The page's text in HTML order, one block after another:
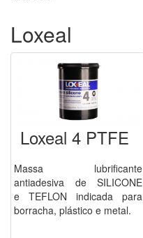
Loxeal
Loxeal 4 PTFE
Massa lubrificante
antiadesiva de SILICONE
e TEFLON indicada para
borracha, plástico e metal.